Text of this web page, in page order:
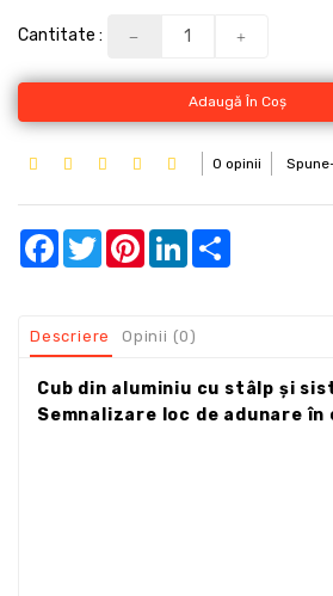
Cantitate :
Adaugă În Coş
0 opinii
Facebook
TwitterPinterestLinkedIn
Descriere Opinii (0)
Cub din aluminiu cu stâlp și
Semnalizare loc de adunare în